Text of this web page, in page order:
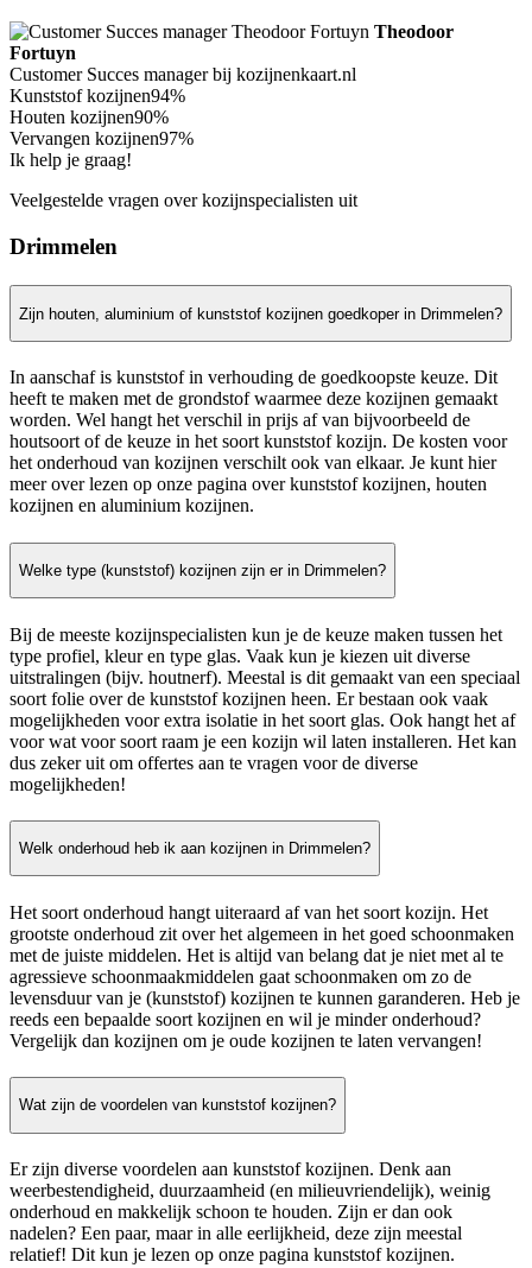
Theodoor
Fortuyn
Customer Succes manager bij kozijnenkaart.nl
Kunststof kozijnen94%
Houten kozijnen90%
Vervangen kozijnen97%
Ik help je graag!
Veelgestelde vragen over kozijnspecialisten uit
Drimmelen
Zijn houten, aluminium of kunststof kozijnen goedkoper in Drimmelen?
In aanschaf is kunststof in verhouding de goedkoopste keuze. Dit
heeft te maken met de grondstof waarmee deze kozijnen gemaakt
worden. Wel hangt het verschil in prijs af van bijvoorbeeld de
houtsoort of de keuze in het soort kunststof kozijn. De kosten voor
het onderhoud van kozijnen verschilt ook van elkaar. Je kunt hier
meer over lezen op onze pagina over kunststof kozijnen, houten
kozijnen en aluminium kozijnen.
Welke type (kunststof) kozijnen zijn er in Drimmelen?
Bij de meeste kozijnspecialisten kun je de keuze maken tussen het
type profiel, kleur en type glas. Vaak kun je kiezen uit diverse
uitstralingen (bijv. houtnerf). Meestal is dit gemaakt van een speciaal
soort folie over de kunststof kozijnen heen. Er bestaan ook vaak
mogelijkheden voor extra isolatie in het soort glas. Ook hangt het af
voor wat voor soort raam je een kozijn wil laten installeren. Het kan
dus zeker uit om offertes aan te vragen voor de diverse
mogelijkheden!
Welk onderhoud heb ik aan kozijnen in Drimmelen?
Het soort onderhoud hangt uiteraard af van het soort kozijn. Het
grootste onderhoud zit over het algemeen in het goed schoonmaken
met de juiste middelen. Het is altijd van belang dat je niet met al te
agressieve schoonmaakmiddelen gaat schoonmaken om zo de
levensduur van je (kunststof) kozijnen te kunnen garanderen. Heb je
reeds een bepaalde soort kozijnen en wil je minder onderhoud?
Vergelijk dan kozijnen om je oude kozijnen te laten vervangen!
Wat zijn de voordelen van kunststof kozijnen?
Er zijn diverse voordelen aan kunststof kozijnen. Denk aan
weerbestendigheid, duurzaamheid (en milieuvriendelijk), weinig
onderhoud en makkelijk schoon te houden. Zijn er dan ook
nadelen? Een paar, maar in alle eerlijkheid, deze zijn meestal
relatief! Dit kun je lezen op onze pagina kunststof kozijnen.